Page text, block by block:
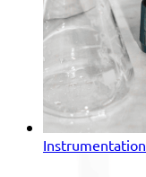
Instrumentation